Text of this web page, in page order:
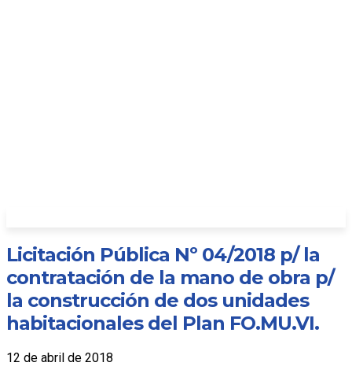
Licitación Pública Nº 04/2018 p/ la
contratación de la mano de obra p/
la construcción de dos unidades
habitacionales del Plan FO.MU.VI.
12 de abril de 2018